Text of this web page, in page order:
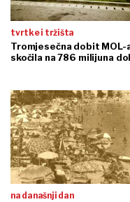
tvrtke i tržišta
Tromjesečna dobit MOL-
skočila na 786 milijuna
na današnji dan